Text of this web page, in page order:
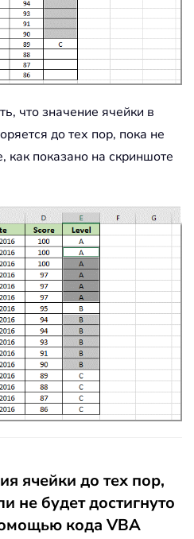
что значение ячейки в
до тех пор, пока не
как показано на скриншоте
ячейки до тех пор,
не будет достигнуто
кода VBA